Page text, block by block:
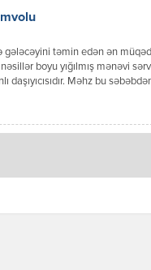
gələcəyini təmin edən ən
boyu yığılmış mənəvi
daşıyıcısıdır. Məhz bu
[…]